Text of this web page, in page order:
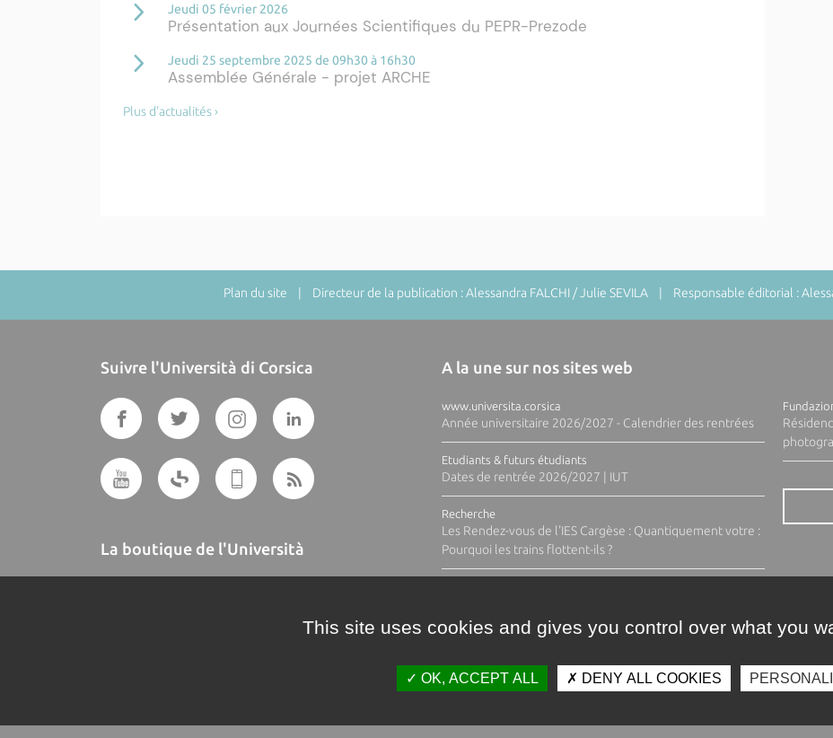
Jeudi 05 février 2026
Présentation aux Journées Scientifiques du PEPR-Prezode
Jeudi 25 septembre 2025 de 09h30 à 16h30
Assemblée Générale - projet ARCHE
Plus d'actualités ›
Plan du site | Directeur de la publication : Alessandra FALCHI / Julie SEVILA | Responsable éditorial :
Suivre l'Università di Corsica
La boutique de l'Università
A la une sur nos sites web
www.universita.corsica
Année universitaire 2026/2027 - Calendrier des rentrées
Etudiants & futurs étudiants
Dates de rentrée 2026/2027 | IUT
Recherche
Les Rendez-vous de l'IES Cargèse : Quantiquement votre :
Pourquoi les trains flottent-ils ?
This site uses cookies and gives you control over what you
OK, ACCEPT ALL DENY ALL COOKIES